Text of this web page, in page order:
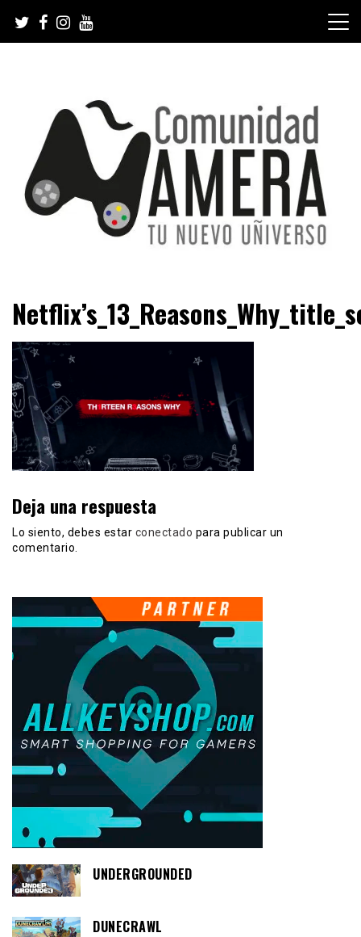
content
Comunidad Ñamera
Deja una respuesta
Lo siento, debes estar conectado para publicar un
comentario.
UNDERGROUNDED
DUNECRAWL